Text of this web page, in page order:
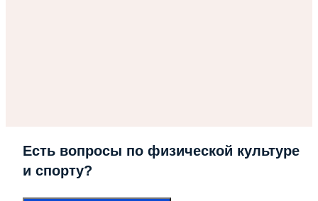
Есть вопросы по физической культуре
и спорту?